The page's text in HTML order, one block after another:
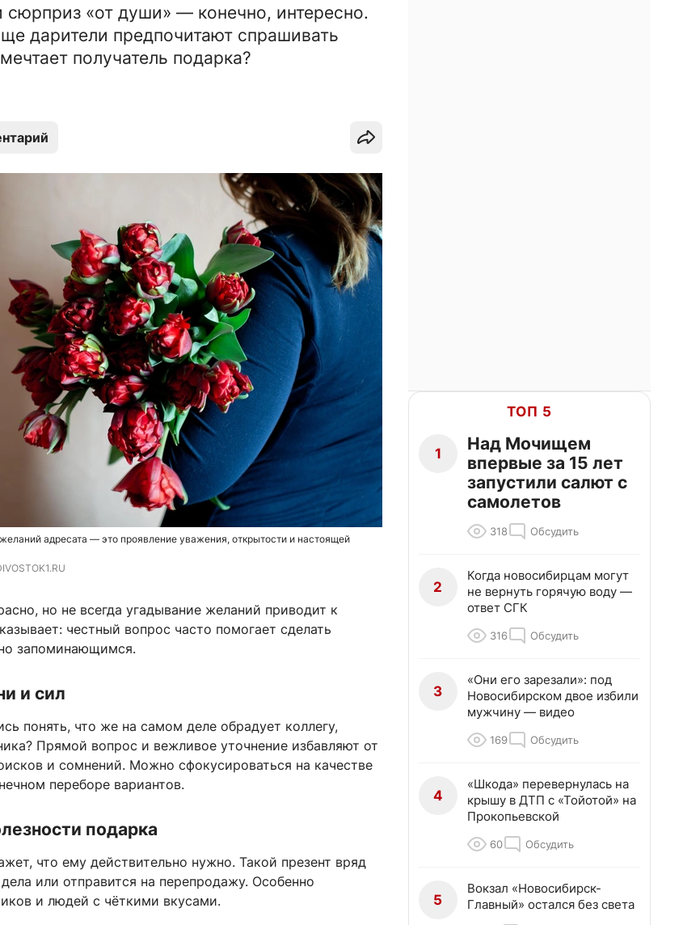
сюрприз «от души» — конечно, интересно.
дарители предпочитают спрашивать
получатель подарка?
адресата — это проявление уважения, открытости и настоящей
но не всегда угадывание желаний приводит к
честный вопрос часто помогает сделать
запоминающимся.
и сил
понять, что же на самом деле обрадует коллегу,
Прямой вопрос и вежливое уточнение избавляют от
и сомнений. Можно сфокусироваться на качестве
переборе вариантов.
подарка
что ему действительно нужно. Такой презент вряд
или отправится на перепродажу. Особенно
и людей с чёткими вкусами.
ТОП 5
1
Над Мочищем
впервые за 15 лет
запустили салют с
самолетов
318 Обсудить
2
Когда новосибирцам могут
не вернуть горячую воду —
ответ СГК
316 Обсудить
3
«Они его зарезали»: под
Новосибирском двое избили
мужчину — видео
169 Обсудить
4
«Шкода» перевернулась на
крышу в ДТП с «Тойотой» на
Прокопьевской
60 Обсудить
5
Вокзал «Новосибирск-
Главный» остался без света